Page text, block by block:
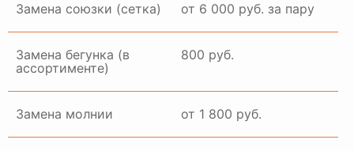
Замена союзки (сетка) от 6 000 руб. за пару
Замена бегунка (в
ассортименте)
800 руб.
Замена молнии от 1 800 руб.